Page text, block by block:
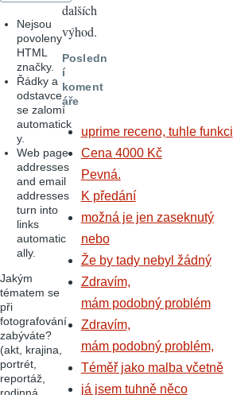
Nejsou
povoleny
HTML
značky.
Řádky a
odstavce
se zalomí
automatick
y.
Web page
addresses
and email
addresses
turn into
links
automatic
ally.
Jakým
tématem se
při
fotografování
zabýváte?
(akt, krajina,
portrét,
reportáž,
rodinná
dalších
výhod.
Posledn
í
koment
áře
uprime receno, tuhle funkci
Cena 4000 Kč
Pevná.
K předání
možná je jen zaseknutý
nebo
Že by tady nebyl žádný
Zdravím,
mám podobný problém
Zdravím,
mám podobný problém,
Téměř jako malba včetně
já jsem tuhně něco